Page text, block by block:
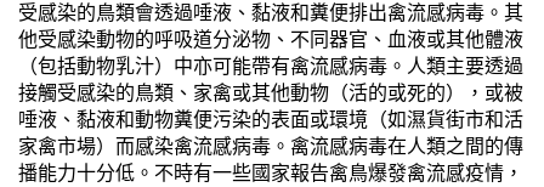
受感染的鳥類會透過唾液、黏液和糞便排出禽流感病毒。其
他受感染動物的呼吸道分泌物、不同器官、血液或其他體液
（包括動物乳汁）中亦可能帶有禽流感病毒。人類主要透過
接觸受感染的鳥類、家禽或其他動物（活的或死的），或被
唾液、黏液和動物糞便污染的表面或環境（如濕貨街市和活
家禽市場）而感染禽流感病毒。禽流感病毒在人類之間的傳
播能力十分低。不時有一些國家報告禽鳥爆發禽流感疫情，